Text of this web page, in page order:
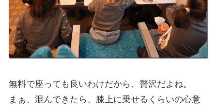
無料で座っても良いわけだから、贅沢だよね。
まぁ、混んできたら、膝上に乗せるくらいの心意